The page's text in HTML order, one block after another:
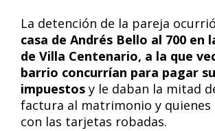
La detención de la pareja
casa de Andrés Bello al 700 en
de Villa Centenario, a la que
barrio concurrían para pagar
impuestos y le daban la mitad
factura al matrimonio y quienes
con las tarjetas robadas.